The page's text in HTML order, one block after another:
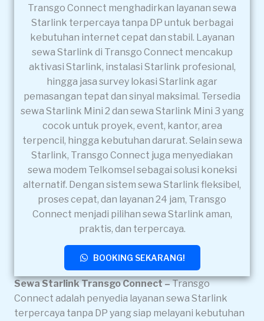
Transgo Connect menghadirkan layanan sewa
Starlink terpercaya tanpa DP untuk berbagai
kebutuhan internet cepat dan stabil. Layanan
sewa Starlink di Transgo Connect mencakup
aktivasi Starlink, instalasi Starlink profesional,
hingga jasa survey lokasi Starlink agar
pemasangan tepat dan sinyal maksimal. Tersedia
sewa Starlink Mini 2 dan sewa Starlink Mini 3 yang
cocok untuk proyek, event, kantor, area
terpencil, hingga kebutuhan darurat. Selain sewa
Starlink, Transgo Connect juga menyediakan
sewa modem Telkomsel sebagai solusi koneksi
alternatif. Dengan sistem sewa Starlink fleksibel,
proses cepat, dan layanan 24 jam, Transgo
Connect menjadi pilihan sewa Starlink aman,
praktis, dan terpercaya.
BOOKING SEKARANG!
Sewa Starlink Transgo Connect –Transgo
Connect adalah penyedia layanan sewa Starlink
terpercaya tanpa DP yang siap melayani kebutuhan